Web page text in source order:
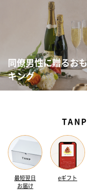
同僚男性に贈るお
キング
最短翌日
お届け
eギフト